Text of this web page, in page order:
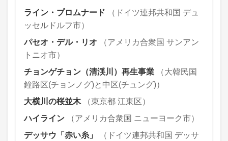
ライン・プロムナード
（ドイツ連邦共和国 デュ
ッセルドルフ市）
パセオ・デル・リオ
（アメリカ合衆国 サンアン
トニオ市）
チョンゲチョン（清渓川）再生事業
（大韓民国
鐘路区(チョンノグ)と中区(チュング)）
大横川の桜並木
（東京都 江東区）
ハイライン
（アメリカ合衆国 ニューヨーク市）
デッサウ「赤い糸」
（ドイツ連邦共和国 デッサ